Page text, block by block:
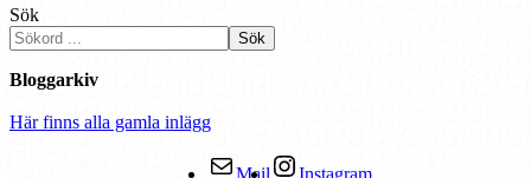
Sök
Sök
Bloggarkiv
Här finns alla gamla inlägg